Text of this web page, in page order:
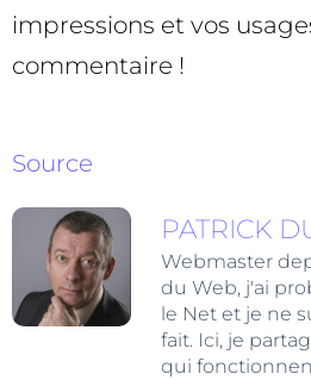
impressions et vos
commentaire !
Source
PATRICK
Webmaster
du Web, j'ai
le Net et je ne
fait. Ici, je
qui